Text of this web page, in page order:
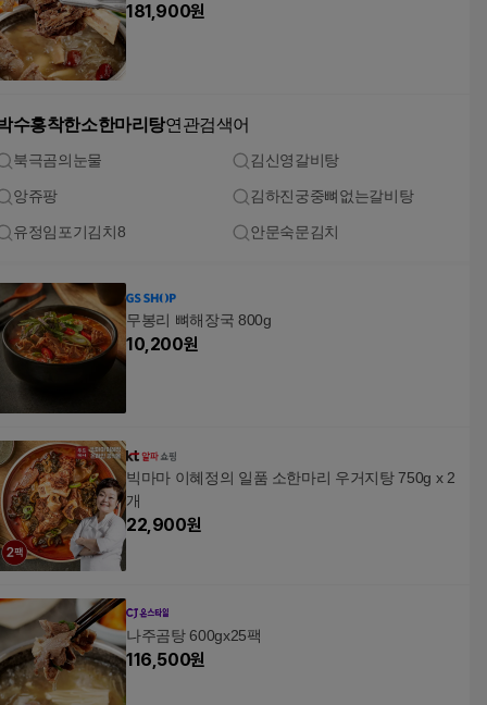
181,900원
수홍착한소한마리탕연관검색어
북극곰의눈물 김신영갈비탕
앙쥬팡 김하진궁중뼈없는갈비탕
유정임포기김치8 안문숙문김치
무봉리 뼈해장국 800g
10,200원
빅마마 이혜정의 일품 소한마리 우거지탕 750g x 2
개
22,900원
나주곰탕 600gx25팩
116,500원